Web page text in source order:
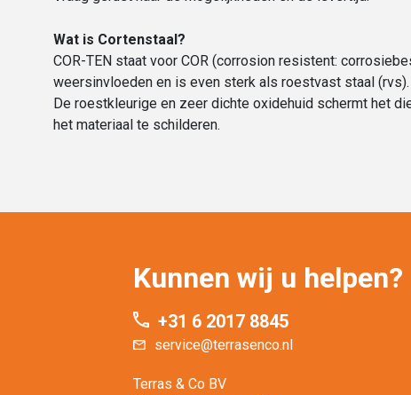
Wat is Cortenstaal?
COR-TEN staat voor COR (corrosion resistent:
weersinvloeden en is even sterk als roestvast staal (rvs).
De roestkleurige en zeer dichte oxidehuid schermt het
het materiaal te schilderen.
Kunnen wij u helpen?
+31 6 2017 8845
service@terrasenco.nl
Terras & Co BV